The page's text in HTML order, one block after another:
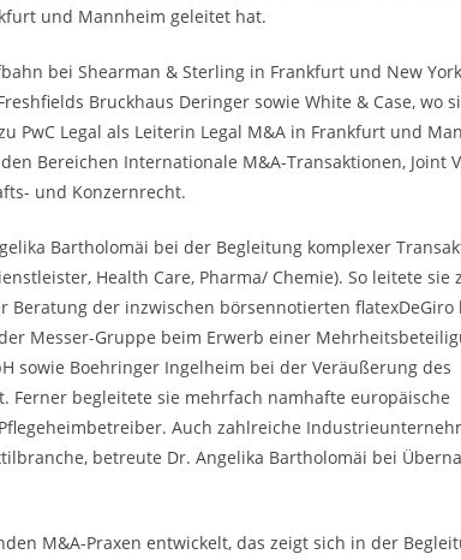
und Mannheim geleitet hat.
bei Shearman & Sterling in Frankfurt und New
Bruckhaus Deringer sowie White & Case, wo
PwC Legal als Leiterin Legal M&A in Frankfurt und
Bereichen Internationale M&A-Transaktionen, Joint
und Konzernrecht.
Bartholomäi bei der Begleitung komplexer
Health Care, Pharma/ Chemie). So leitete sie
Beratung der inzwischen börsennotierten flatexDeGiro
Messer-Gruppe beim Erwerb einer
sowie Boehringer Ingelheim bei der Veräußerung des
Ferner begleitete sie mehrfach namhafte europäische
Auch zahlreiche
betreute Dr. Angelika Bartholomäi bei
M&A-Praxen entwickelt, das zeigt sich in der